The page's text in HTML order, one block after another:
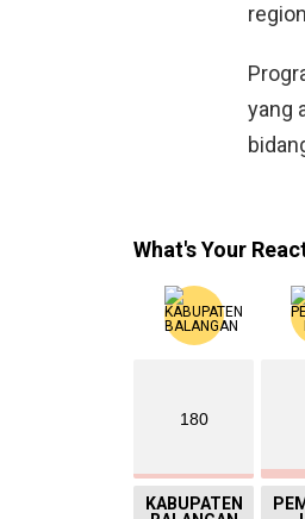
yang
What's Your
180
KABUPATEN